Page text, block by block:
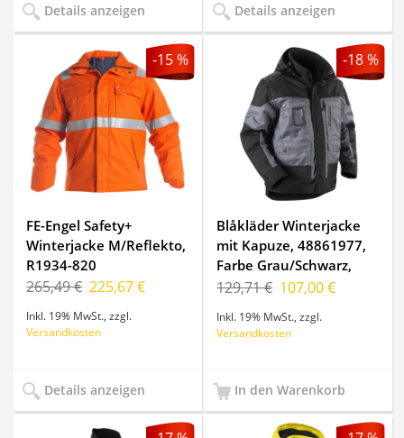
Details anzeigen Details anzeigen
-15 %
FE-Engel Safety+
Winterjacke M/Reflekto,
R1934-820
265,49 € 225,67 €
Inkl. 19% MwSt. ,zzgl.
Versandkosten
Details anzeigen
-18 %
Blåkläder Winterjacke
mit Kapuze, 48861977,
Farbe Grau/Schwarz,
Größe M
129,71 € 107,00 €
Inkl. 19% MwSt.,zzgl.
Versandkosten
In den Warenkorb